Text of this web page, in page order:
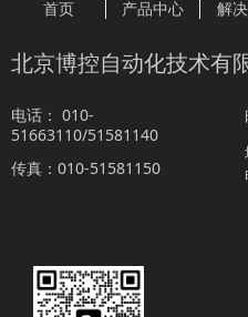
首页 产品中心 解
北京博控自动化技术有
电话： 010-
51663110/51581140
传真： 010-51581150